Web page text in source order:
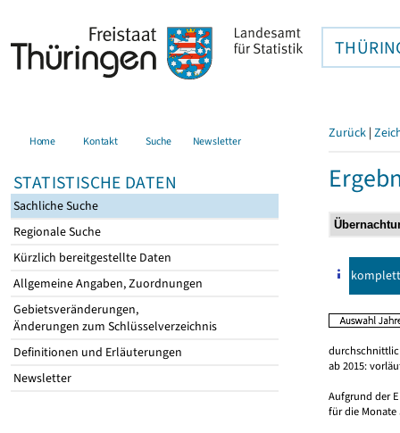
Home Kontakt Suche Newsletter
STATISTISCHE DATEN
Sachliche Suche
Regionale Suche
Kürzlich bereitgestellte Daten
Allgemeine Angaben, Zuordnungen
Gebietsveränderungen,
Änderungen zum Schlüsselverzeichnis
Definitionen und Erläuterungen
Newsletter
Zurück |
komplett
ab 2015:
Aufgrund der
für die Monate